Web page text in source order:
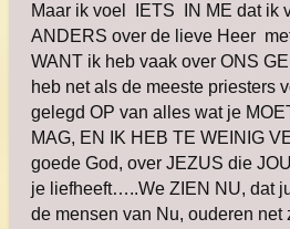
Maar ik voel IETS IN ME dat ik
ANDERS over de lieve Heer
WANT ik heb vaak over ONS
heb net als de meeste priesters
gelegd OP van alles wat je
MAG, EN IK HEB TE WEINIG
goede God, over JEZUS die
je liefheeft…..We ZIEN NU, dat
de mensen van Nu, ouderen net